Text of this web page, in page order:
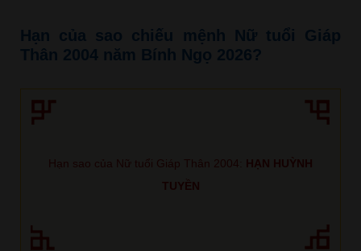
Hạn của sao chiếu mệnh Nữ tuổi Giáp
Thân 2004 năm Bính Ngọ 2026?
Hạn sao của Nữ tuổi Giáp Thân 2004: HẠN HUỲNH
TUYỀN